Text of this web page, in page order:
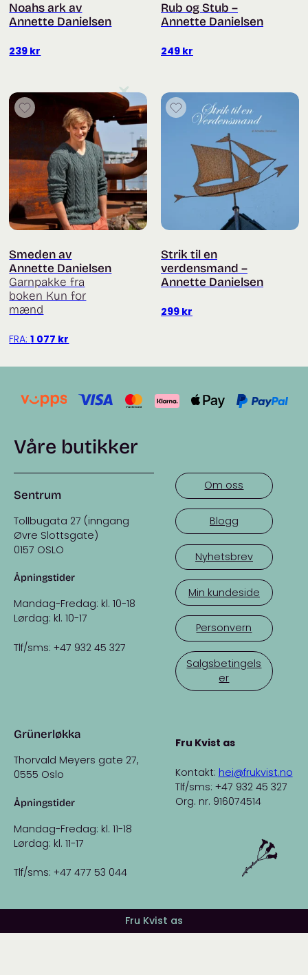
Noahs ark av
Annette Danielsen
239 kr
Rub og Stub –
Annette Danielsen
249 kr
Smeden av
Annette Danielsen
Garnpakke fra
boken Kun for
mænd
FRA:1 077 kr
Strik til en
verdensmand –
Annette Danielsen
299 kr
Våre butikker
Sentrum
Tollbugata 27 (inngang
Øvre Slottsgate)
0157 OSLO
Åpningstider
Mandag-Fredag: kl. 10-18
Lørdag: kl. 10-17
Tlf/sms: +47 932 45 327
Grünerløkka
Thorvald Meyers gate 27,
0555 Oslo
Åpningstider
Mandag-Fredag: kl. 11-18
Lørdag: kl. 11-17
Tlf/sms: +47 477 53 044
Om oss
Blogg
Nyhetsbrev
Min kundeside
Personvern
Salgsbetingels
er
Fru Kvist as
Kontakt: hei@frukvist.no
Tlf/sms: +47 932 45 327
Org. nr. 916074514
Fru Kvist as